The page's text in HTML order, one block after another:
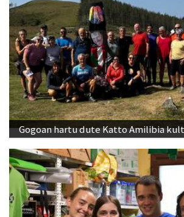
Gogoan hartu dute Katto Amilibia